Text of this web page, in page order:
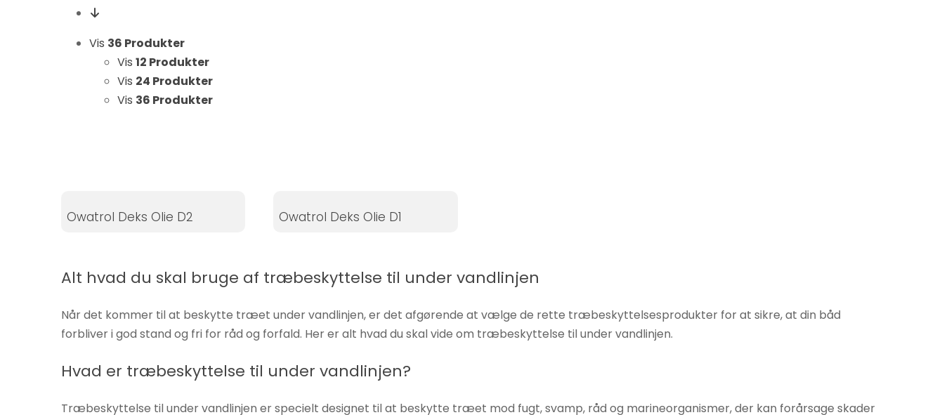
Vis 36 Produkter
Vis 12 Produkter
Vis 24 Produkter
Vis 36 Produkter
Owatrol Deks Olie D2 Owatrol Deks Olie D1
Alt hvad du skal bruge af træbeskyttelse til under vandlinjen
Når det kommer til at beskytte træet under vandlinjen, er det afgørende at vælge de rette træbeskyttelsesprodukter for at sikre, at din båd
forbliver i god stand og fri for råd og forfald. Her er alt hvad du skal vide om træbeskyttelse til under vandlinjen.
Hvad er træbeskyttelse til under vandlinjen?
Træbeskyttelse til under vandlinjen er specielt designet til at beskytte træet mod fugt, svamp, råd og marineorganismer, der kan forårsage skader
For at vi kan
Oplevelse
skal fungere
muligt under
cookies,